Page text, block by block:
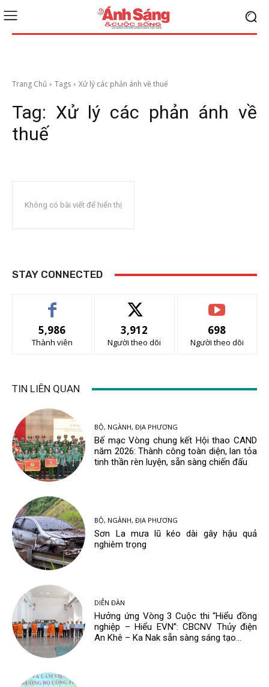
Trang Chủ Tags Xử lý các phản ánh về thuế
Tag: Xử lý các phản ánh về
thuế
Không có bài viết để hiển thị
STAY CONNECTED
5,986
Thành viên
3,912
Người theo dõi
698
Người theo dõi
TIN LIÊN QUAN
BỘ, NGÀNH, ĐỊA PHƯƠNG
Bế mạc Vòng chung kết Hội thao CAND
năm 2026: Thành công toàn diện, lan tỏa
tinh thần rèn luyện, sẵn sàng chiến đấu
BỘ, NGÀNH, ĐỊA PHƯƠNG
Sơn La mưa lũ kéo dài gây hậu quả
nghiêm trọng
DIỄN ĐÀN
Hưởng ứng Vòng 3 Cuộc thi “Hiểu đồng
nghiệp – Hiểu EVN”: CBCNV Thủy điện
An Khê – Ka Nak sẵn sàng sáng tạo...